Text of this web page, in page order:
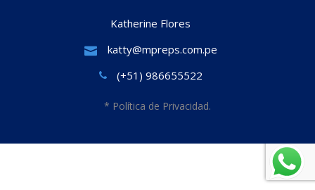
Katherine Flores
katty@mpreps.com.pe
(+51) 986655522
* Política de Privacidad.